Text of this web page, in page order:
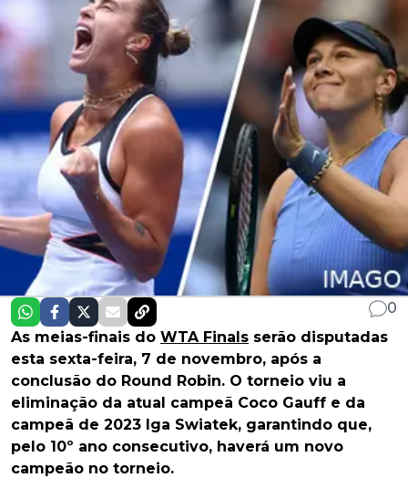
0
As meias-finais do WTA Finals serão disputadas
esta sexta-feira, 7 de novembro, após a
conclusão do Round Robin. O torneio viu a
eliminação da atual campeã Coco Gauff e da
campeã de 2023 Iga Swiatek, garantindo que,
pelo 10º ano consecutivo, haverá um novo
campeão no torneio.